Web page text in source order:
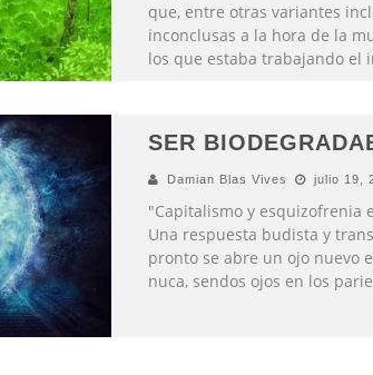
que, entre otras variantes
inconclusas a la hora de la
los que estaba trabajando el
SER
Damian Blas Vives julio 19,
"Capitalismo y esquizofrenia
Una respuesta budista y
pronto se abre un ojo nuevo
nuca, sendos ojos en los